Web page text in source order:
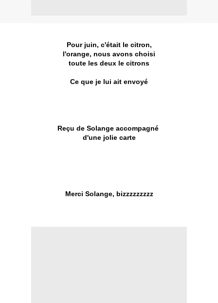
Pour juin, c'était le citron,
l'orange, nous avons choisi
toute les deux le citrons
Ce que je lui ait envoyé
Reçu de Solange accompagné
d'une jolie carte
Merci Solange, bizzzzzzzzz